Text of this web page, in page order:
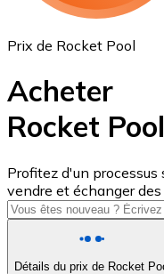
USD Coin
USDC
Prix de Rocket Pool
Acheter
Rocket
Profitez d'un processus
vendre et échanger
Détails du prix de Rocket